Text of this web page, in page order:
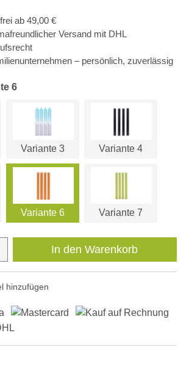
ab 49,00 €
Versand mit DHL
– persönlich, zuverlässig
6
Variante 3 Variante 4
Variante 6 Variante 7
Gib den gewünschten
In den Warenkorb
hinzufügen